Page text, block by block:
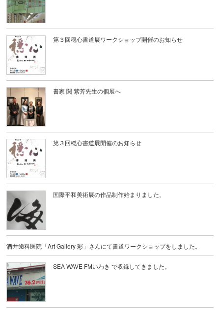
第３回穏心書道展ワークショップ開催のお知らせ
書家 関 紫芳先生の個展へ
第３回穏心書道展開催のお知らせ
国際平和美術展の作品制作始まりました。
酒井歯科医院「Art Gallery 彩」さんにて書道ワークショップをしました。
SEA WAVE FMいわき で収録してきました。